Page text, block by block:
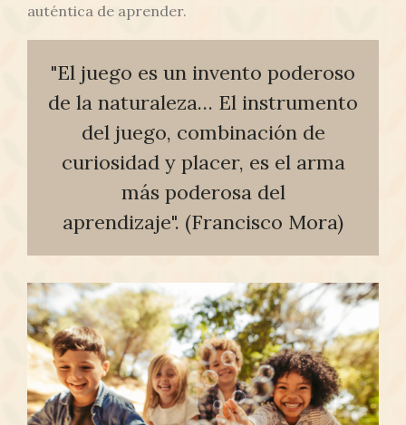
auténtica de aprender.
"El juego es un invento poderoso
de la naturaleza… El instrumento
del juego, combinación de
curiosidad y placer, es el arma
más poderosa del
aprendizaje". (Francisco Mora)